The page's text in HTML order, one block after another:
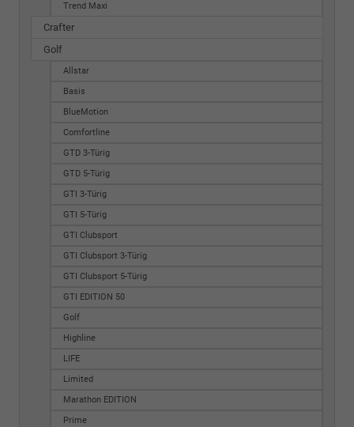
Trend Maxi
Crafter
Golf
Allstar
Basis
BlueMotion
Comfortline
GTD 3-Türig
GTD 5-Türig
GTI 3-Türig
GTI 5-Türig
GTI Clubsport
GTI Clubsport 3-Türig
GTI Clubsport 5-Türig
GTI EDITION 50
Golf
Highline
LIFE
Limited
Marathon EDITION
Prime